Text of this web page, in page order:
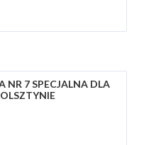
NR 7 SPECJALNA DLA